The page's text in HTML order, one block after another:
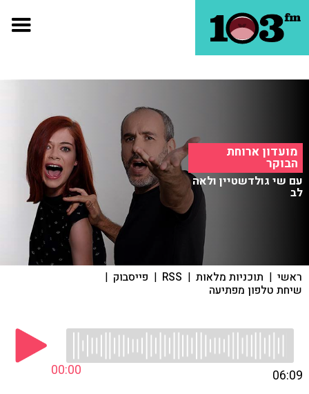
מועדון ארוחת
הבוקר
עם שי גולדשטיין ולאה
לב
ראשי | תוכניות מלאות |
RSS
| פייסבוק |
שיחת טלפון מפתיעה
00:00 06:09